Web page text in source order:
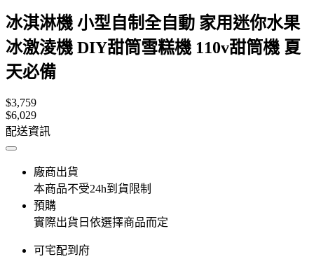
冰淇淋機 小型自制全自動 家用迷你水果
冰激淩機 DIY甜筒雪糕機 110v甜筒機 夏
天必備
$3,759
$6,029
配送資訊
廠商出貨
本商品不受24h到貨限制
預購
實際出貨日依選擇商品而定
可宅配到府